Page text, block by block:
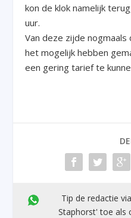
kon de klok namelijk
uur.
Van deze zijde
het mogelijk hebben
een gering tarief te
Tip de redactie
Staphorst' toe als